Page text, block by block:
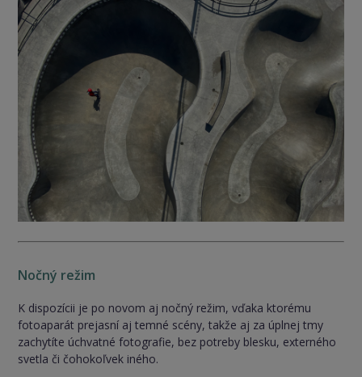
Nočný režim
K dispozícii je po novom aj nočný režim, vďaka ktorému
fotoaparát prejasní aj temné scény, takže aj za úplnej tmy
zachytíte úchvatné fotografie, bez potreby blesku, externého
svetla či čohokoľvek iného.